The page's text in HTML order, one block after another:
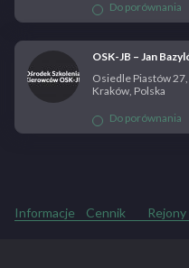
Do porównania
OSK-JB – Jan
Osiedle Piastów
Kraków, Polska
Do porównania
Informacje Cennik Rejony